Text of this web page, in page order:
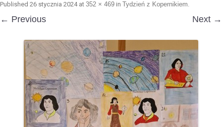
Published 26 stycznia 2024at 352 × 469 in Tydzień z Kopernikiem.
← Previous Next →